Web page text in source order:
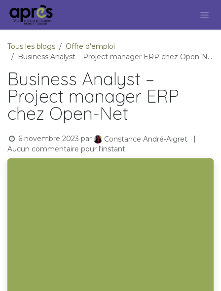
Se rendre au contenu
Tous les blogs
Offre d'emploi
Business Analyst – Project manager ERP chez Open-Net
Business Analyst –
Project manager ERP
chez Open-Net
6 novembre 2023 par Constance André-Aigret
|
Aucun commentaire pour l'instant